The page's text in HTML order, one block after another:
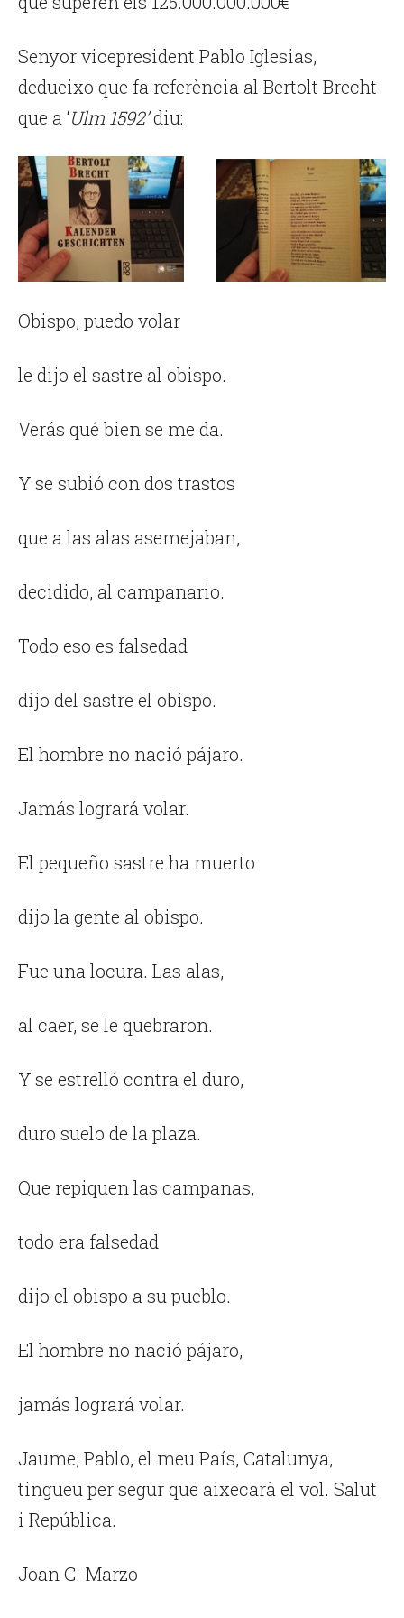
Senyor vicepresident Pablo Iglesias,
dedueixo que fa referència al Bertolt Brecht
que a ‘Ulm 1592’diu:
­­Obispo, puedo volar
le dijo el sastre al obispo.
Verás qué bien se me da.
Y se subió con dos trastos
que a las alas asemejaban,
decidido, al campanario.
Todo eso es falsedad
dijo del sastre el obispo.
El hombre no nació pájaro.
Jamás logrará volar.
El pequeño sastre ha muerto
dijo la gente al obispo.
Fue una locura. Las alas,
al caer, se le quebraron.
Y se estrelló contra el duro,
duro suelo de la plaza.
Que repiquen las campanas,
todo era falsedad
dijo el obispo a su pueblo.
El hombre no nació pájaro,
jamás logrará volar.
Jaume, Pablo, el meu País, Catalunya,
tingueu per segur que aixecarà el vol. Salut
i República.
Joan C. Marzo